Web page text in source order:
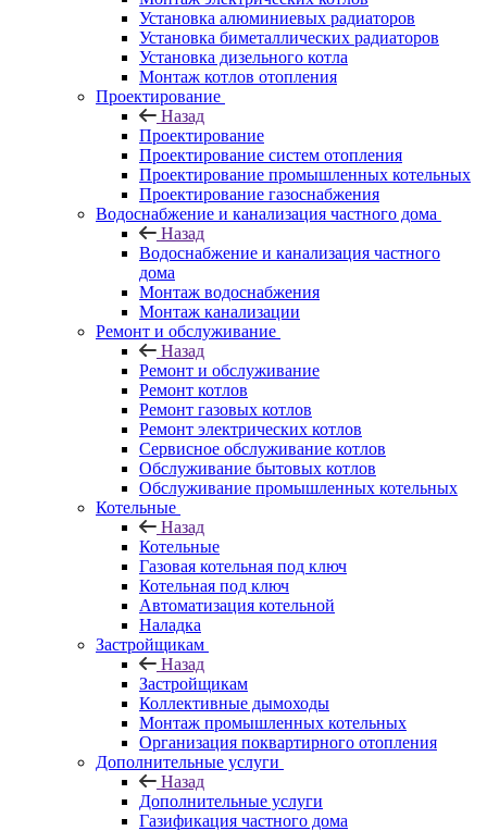
Установка алюминиевых радиаторов
Установка биметаллических радиаторов
Установка дизельного котла
Монтаж котлов отопления
Проектирование
Назад
Проектирование
Проектирование систем отопления
Проектирование промышленных котельных
Проектирование газоснабжения
Водоснабжение и канализация частного дома
Назад
Водоснабжение и канализация частного
дома
Монтаж водоснабжения
Монтаж канализации
Ремонт и обслуживание
Назад
Ремонт и обслуживание
Ремонт котлов
Ремонт газовых котлов
Ремонт электрических котлов
Сервисное обслуживание котлов
Обслуживание бытовых котлов
Обслуживание промышленных котельных
Котельные
Назад
Котельные
Газовая котельная под ключ
Котельная под ключ
Автоматизация котельной
Наладка
Застройщикам
Назад
Застройщикам
Коллективные дымоходы
Монтаж промышленных котельных
Организация поквартирного отопления
Дополнительные услуги
Назад
Дополнительные услуги
Газификация частного дома